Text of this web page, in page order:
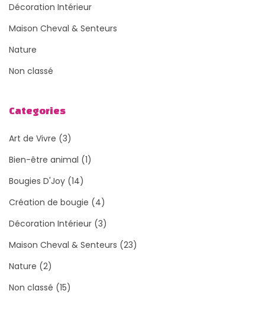
Décoration Intérieur
Maison Cheval & Senteurs
Nature
Non classé
Categories
Art de Vivre (3)
Bien-être animal (1)
Bougies D'Joy (14)
Création de bougie (4)
Décoration Intérieur (3)
Maison Cheval & Senteurs (23)
Nature (2)
Non classé (15)